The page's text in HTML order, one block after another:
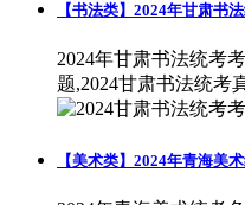
【书法类】2024年甘肃书
2024年甘肃书法统考
题,2024甘肃书法统考
【美术类】2024年青海美